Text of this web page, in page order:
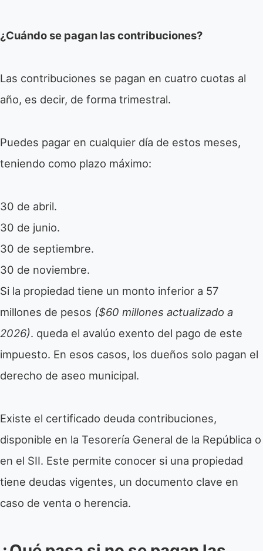
¿Cuándo se pagan las contribuciones?
Las contribuciones se pagan en cuatro cuotas al
año, es decir, de forma trimestral.
Puedes pagar en cualquier día de estos meses,
teniendo como plazo máximo:
30 de abril.
30 de junio.
30 de septiembre.
30 de noviembre.
Si la propiedad tiene un monto inferior a 57
millones de pesos ($60 millones actualizado a
2026). queda el avalúo exento del pago de este
impuesto. En esos casos, los dueños solo pagan el
derecho de aseo municipal.
Existe el certificado deuda contribuciones,
disponible en la Tesorería General de la República o
en el SII. Este permite conocer si una propiedad
tiene deudas vigentes, un documento clave en
caso de venta o herencia.